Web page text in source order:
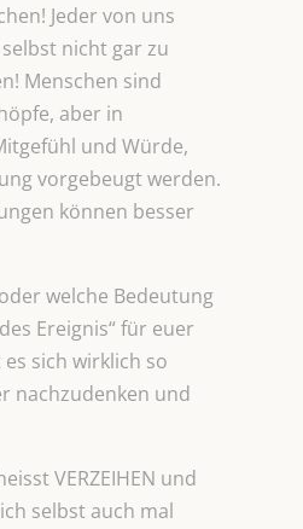
Jeder von uns
nicht gar zu
Menschen sind
aber in
und Würde,
vorgebeugt werden.
können besser
welche Bedeutung
Ereignis“ für euer
sich wirklich so
nachzudenken und
VERZEIHEN und
selbst auch mal